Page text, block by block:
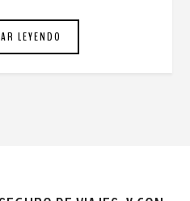
LEYENDO